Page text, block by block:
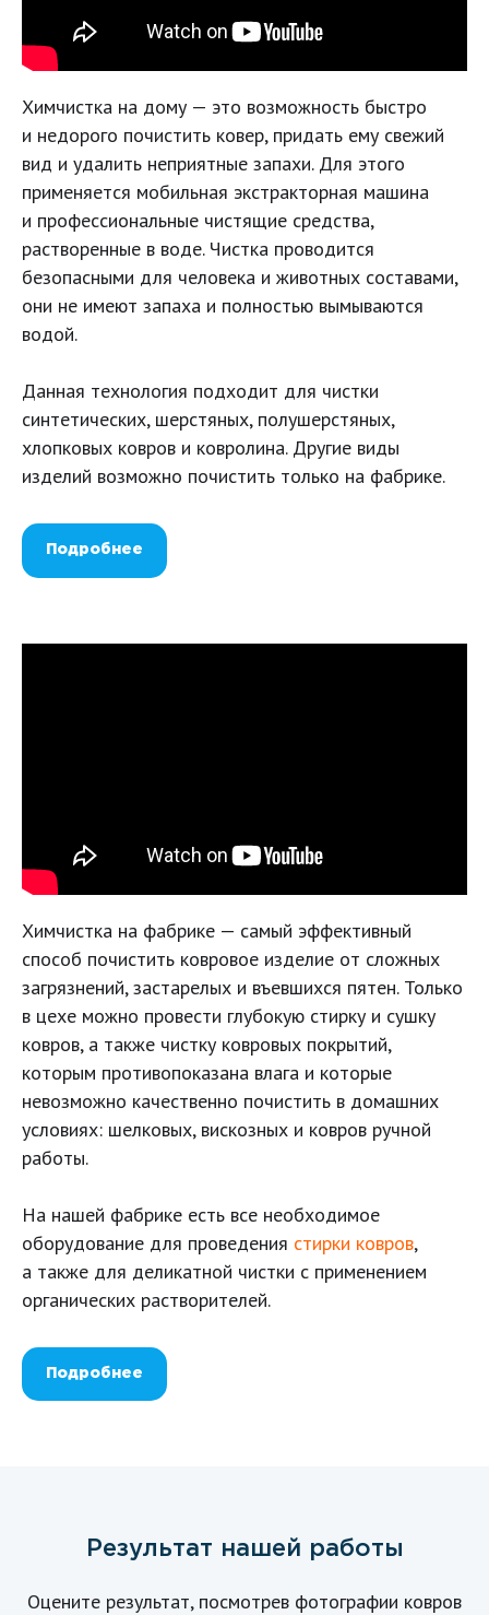
Химчистка на дому — это возможность быстро
и недорого почистить ковер, придать ему свежий
вид и удалить неприятные запахи. Для этого
применяется мобильная экстракторная машина
и профессиональные чистящие средства,
растворенные в воде. Чистка проводится
безопасными для человека и животных составами,
они не имеют запаха и полностью вымываются
водой.
Данная технология подходит для чистки
синтетических, шерстяных, полушерстяных,
хлопковых ковров и ковролина. Другие виды
изделий возможно почистить только на фабрике.
Подробнее
Химчистка на фабрике — самый эффективный
способ почистить ковровое изделие от сложных
загрязнений, застарелых и въевшихся пятен. Только
в цехе можно провести глубокую стирку и сушку
ковров, а также чистку ковровых покрытий,
которым противопоказана влага и которые
невозможно качественно почистить в домашних
условиях: шелковых, вискозных и ковров ручной
работы.
На нашей фабрике есть все необходимое
оборудование для проведения стирки ковров,
а также для деликатной чистки с применением
органических растворителей.
Подробнее
Результат нашей работы
Оцените результат, посмотрев фотографии ковров